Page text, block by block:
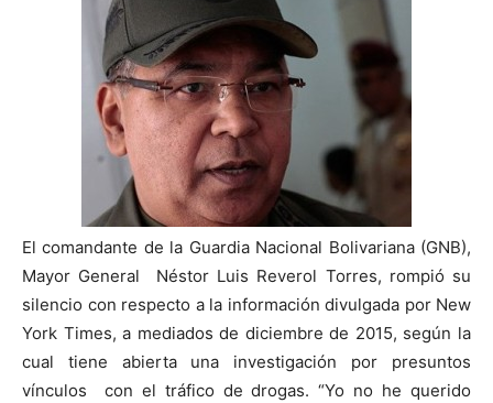
El comandante de la Guardia Nacional Bolivariana (GNB),
Mayor General Néstor Luis Reverol Torres, rompió su
silencio con respecto a la información divulgada por New
York Times, a mediados de diciembre de 2015, según la
cual tiene abierta una investigación por presuntos
vínculos con el tráfico de drogas. “Yo no he querido